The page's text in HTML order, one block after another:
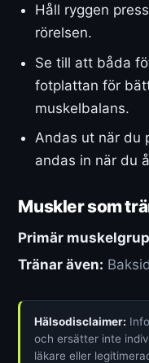
Håll ryggen
rörelsen.
Se till att båda
fotplattan för
muskelbalans.
Andas ut när du
andas in när du
Muskler som
Primär
Tränar även:
Hälsodisclaimer:
och ersätter inte
läkare eller